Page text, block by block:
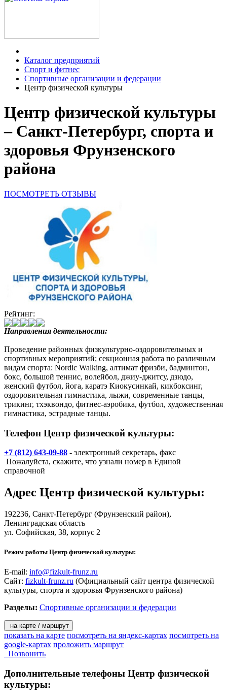
Каталог предприятий
Спорт и фитнес
Спортивные организации и федерации
Центр физической культуры
Центр физической культуры
– Санкт-Петербург, спорта и
здоровья Фрунзенского
района
ПОСМОТРЕТЬ ОТЗЫВЫ
Рейтинг:
Направления деятельности:
Проведение районных физкультурно-оздоровительных и
спортивных мероприятий; секционная работа по различным
видам спорта: Nordic Walking, алтимат фризби, бадминтон,
бокс, большой теннис, волейбол, джиу-джитсу, дзюдо,
женский футбол, йога, каратэ Киокусинкай, кикбоксинг,
оздоровительная гимнастика, лыжи, современные танцы,
трикинг, тхэквондо, фитнес-аэробика, футбол, художественная
гимнастика, эстрадные танцы.
Телефон Центр физической культуры:
+7 (812) 643-09-88 - электронный секретарь, факс
Пожалуйста, скажите, что узнали номер в Единой
справочной
Адрес Центр физической культуры:
192236, Санкт-Петербург (Фрунзенский район),
Ленинградская область
ул. Софийская, 38, корпус 2
Режим работы Центр физической культуры:
E-mail: info@fizkult-frunz.ru
Сайт: fizkult-frunz.ru (Официальный сайт центра физической
культуры, спорта и здоровья Фрунзенского района)
Разделы: Спортивные организации и федерации
на карте / маршрут
показать на карте посмотреть на яндекс-картах посмотреть на
google-картах проложить маршрут
Позвонить
Дополнительные телефоны Центр физической
культуры: